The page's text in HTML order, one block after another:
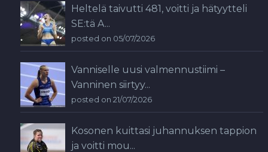
Heltelä taivutti 481, voitti ja hätyytteli
SE:tä A...
posted on 05/07/2026
Vanniselle uusi valmennustiimi –
Vanninen siirtyy...
posted on 21/07/2026
Kosonen kuittasi juhannuksen tappion
ja voitti mou...